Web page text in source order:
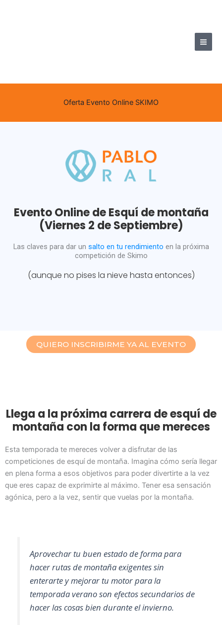
Oferta Evento Online SKIMO
Evento Online de Esquí de montaña
(Viernes 2 de Septiembre)
Las claves para dar un salto en tu rendimiento en la próxima
competición de Skimo
(aunque no pises la nieve hasta entonces)
QUIERO INSCRIBIRME YA AL EVENTO
Llega a la próxima carrera de esquí de
montaña con la forma que mereces
Esta temporada te mereces volver a disfrutar de las
competiciones de esquí de montaña. Imagina cómo sería llegar
en plena forma a esos objetivos para poder divertirte a la vez
que eres capaz de exprimirte al máximo. Tener esa sensación
agónica, pero a la vez, sentir que vuelas por la montaña.
Aprovechar tu buen estado de forma para
hacer rutas de montaña exigentes sin
enterarte y mejorar tu motor para la
temporada verano son efectos secundarios de
hacer las cosas bien durante el invierno.